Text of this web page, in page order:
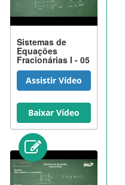
Sistemas de
Equações
Fracionárias I - 05
Assistir Vídeo
Baixar Vídeo